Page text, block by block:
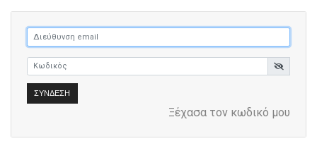
ΣΎΝΔΕΣΗ
Ξέχασα τον κωδικό μου